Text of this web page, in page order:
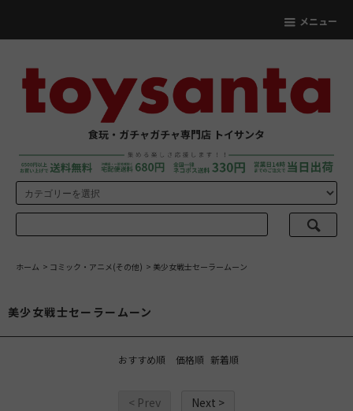
メニュー
食玩・ガチャガチャ専門店 トイサンタ
ホーム > コミック・アニメ(その他) > 美少女戦士セーラームーン
美少女戦士セーラームーン
おすすめ順 価格順 新着順
< Prev Next >